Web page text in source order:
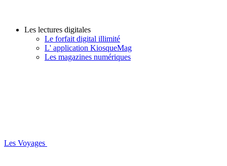
Les lectures digitales
Le forfait digital illimité
L' application KiosqueMag
Les magazines numériques
Les Voyages